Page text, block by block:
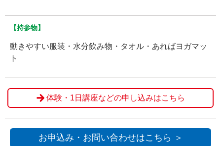
【持参物】
動きやすい服装・水分飲み物・タオル・あればヨガマッ
ト
体験・1日講座などの申し込みはこちら
お申込み・お問い合わせはこちら ＞